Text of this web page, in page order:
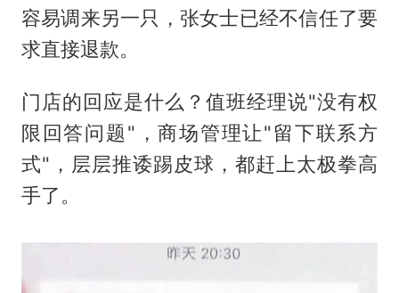
容易调来另一只，张女士已经不信任了要
求直接退款。
门店的回应是什么？值班经理说"没有权
限回答问题"，商场管理让"留下联系方
式"，层层推诿踢皮球，都赶上太极拳高
手了。